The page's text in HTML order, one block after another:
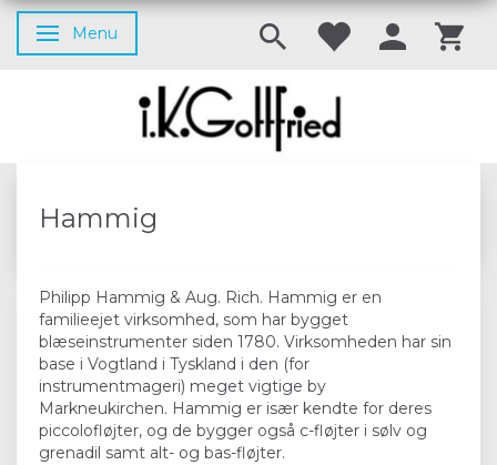
Skifte navigation
Menu
Hammig
Philipp Hammig & Aug. Rich. Hammig er en
familieejet virksomhed, som har bygget
blæseinstrumenter siden 1780. Virksomheden har sin
base i Vogtland i Tyskland i den (for
instrumentmageri) meget vigtige by
Markneukirchen. Hammig er især kendte for deres
piccolofløjter, og de bygger også c-fløjter i sølv og
grenadil samt alt- og bas-fløjter.